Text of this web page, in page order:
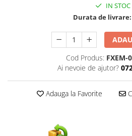
IN STOC
Durata de livrare:
Cod Produs: FXEM-
Ai nevoie de ajutor?
Adauga la Favorite